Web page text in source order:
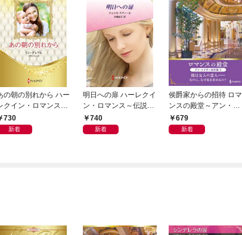
の朝の別れから ハー
クイン・ロマンス・
レミアム～リン・グ
アム・ベスト・セレ
730
新着
明日への扉 ハーレクイ
ン・ロマンス～伝説の
名作選～【ハーレクイ
ン・ロマンス版】
740
新着
侯爵家からの招待 ロマ
ンスの殿堂～アン・メ
イザー名作選 2～【ハ
ーレクインSP文庫版】
679
新着